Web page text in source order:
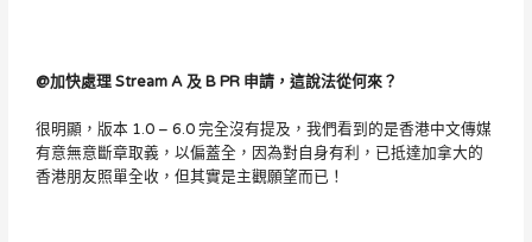
@加快處理 Stream A 及 B PR 申請，這說法從何來？
很明顯，版本 1.0 – 6.0 完全沒有提及，我們看到的是香港中文傳媒
有意無意斷章取義，以偏蓋全，因為對自身有利，已抵達加拿大的
香港朋友照單全收，但其實是主觀願望而已！